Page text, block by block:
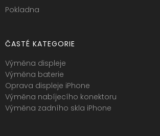
Pokladna
ČASTÉ KATEGORIE
Výměna displeje
Výměna baterie
Oprava displeje iPhone
Výměna nabíjecího konektoru
Výměna zadního skla iPhone